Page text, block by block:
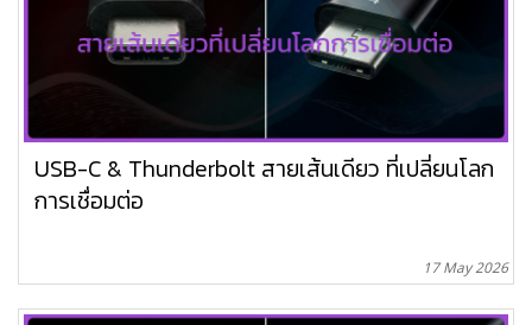
USB-C & Thunderbolt สายเส้นเดียว ที่เปลี่ยนโลก
การเชื่อมต่อ
17 May 2026